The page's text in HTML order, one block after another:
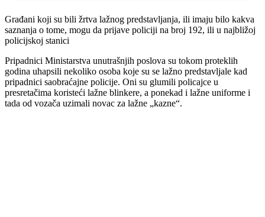
Građani koji su bili žrtva lažnog predstavljanja, ili imaju bilo kakva
saznanja o tome, mogu da prijave policiji na broj 192, ili u najbližoj
policijskoj stanici
Pripadnici Ministarstva unutrašnjih poslova su tokom proteklih
godina uhapsili nekoliko osoba koje su se lažno predstavljale kad
pripadnici saobraćajne policije. Oni su glumili policajce u
presretačima koristeći lažne blinkere, a ponekad i lažne uniforme i
tada od vozača uzimali novac za lažne „kazne“.